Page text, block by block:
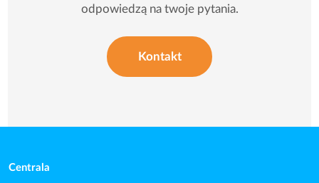
odpowiedzą na twoje pytania.
Kontakt
Centrala